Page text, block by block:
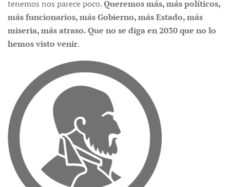
tenemos nos parece poco.Queremos más, más políticos,
más funcionarios, más Gobierno, más Estado, más
miseria, más atraso. Que no se diga en 2030 que no lo
hemos visto venir.